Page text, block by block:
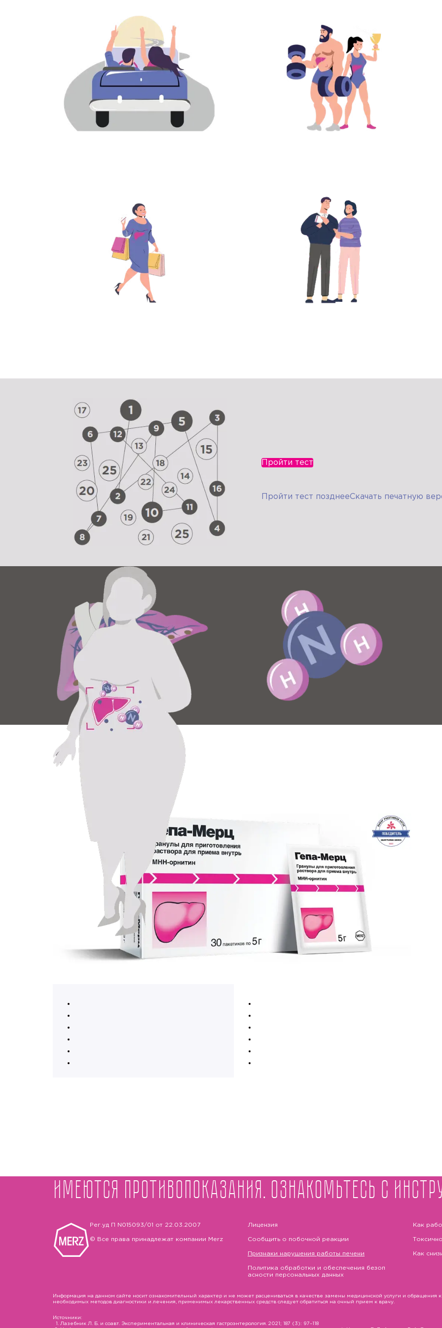
Пройти тест
Пройти тест позднееСкачать печатную
Имеются противопоказания. Ознакомьтесь с
Рег.уд П N015093/01 от 22.03.2007
© Все права принадлежат компании Merz
Лицензия
Сообщить о побочной реакции
Признаки нарушения работы печени
Политика обработки и обеспечения безоп
асности персональных данных
Как
Как
Информация на данном сайте носит ознакомительный характер и не может расцениваться в качестве замены медицинской услуги и обращения к
необходимых методов диагностики и лечения, применимых лекарственных средств следует обратиться на очный прием к врачу.
Источники:
Лазебник Л. Б. и соавт. Экспериментальная и клиническая гастроэнтерология. 2021; 187 (3): 97–118